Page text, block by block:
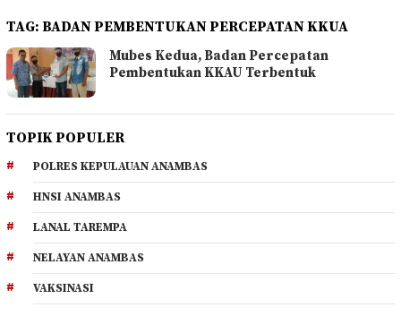
TAG: BADAN PEMBENTUKAN PERCEPATAN KKUA
Mubes Kedua, Badan Percepatan
Pembentukan KKAU Terbentuk
TOPIK POPULER
POLRES KEPULAUAN ANAMBAS
HNSI ANAMBAS
LANAL TAREMPA
NELAYAN ANAMBAS
VAKSINASI